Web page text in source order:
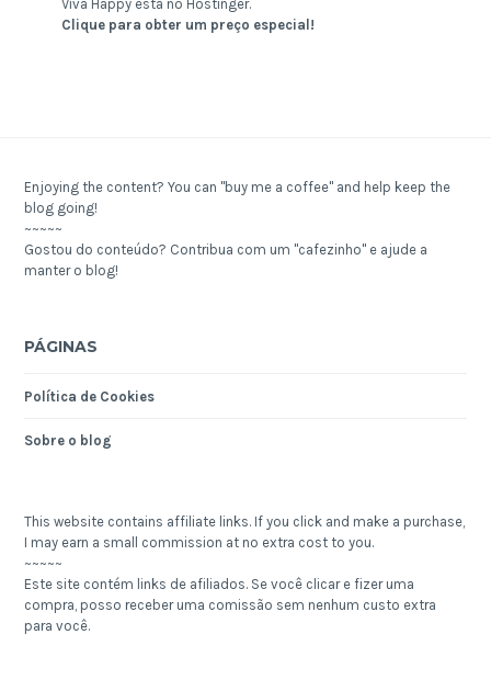
Viva Happy está no Hostinger.
Clique para obter um preço especial!
Enjoying the content? You can "buy me a coffee" and help keep the
blog going!
~~~~~
Gostou do conteúdo? Contribua com um "cafezinho" e ajude a
manter o blog!
PÁGINAS
Política de Cookies
Sobre o blog
This website contains affiliate links. If you click and make a purchase,
I may earn a small commission at no extra cost to you.
~~~~~
Este site contém links de afiliados. Se você clicar e fizer uma
compra, posso receber uma comissão sem nenhum custo extra
para você.